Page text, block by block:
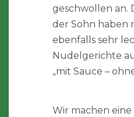
geschwollen an.
der Sohn haben
ebenfalls sehr
Nudelgerichte
„mit Sauce –
Wir machen